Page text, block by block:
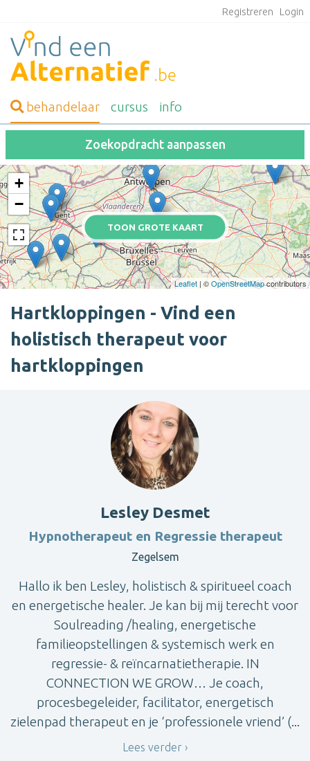
Registreren Login
behandelaar cursus info
Zoekopdracht aanpassen
TOON GROTE KAART
+
−
Leaflet| ©OpenStreetMapcontributors
Hartkloppingen - Vind een
holistisch therapeut voor
hartkloppingen
Lesley Desmet
Hypnotherapeut en Regressie therapeut
Zegelsem
Hallo ik ben Lesley, holistisch & spiritueel coach
en energetische healer. Je kan bij mij terecht voor
Soulreading /healing, energetische
familieopstellingen & systemisch werk en
regressie- & reïncarnatietherapie. IN
CONNECTION WE GROW… Je coach,
procesbegeleider, facilitator, energetisch
zielenpad therapeut en je ‘professionele vriend’ (...
Lees verder